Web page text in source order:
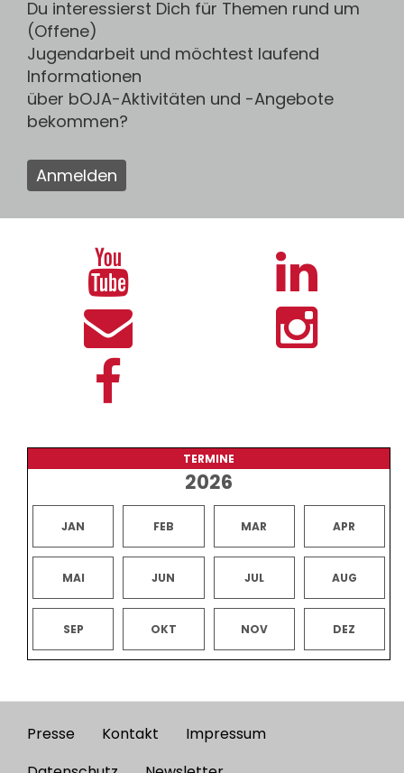
Du interessierst Dich für Themen rund um
(Offene)
Jugendarbeit und möchtest laufend
Informationen
über bOJA-Aktivitäten und -Angebote
bekommen?
Anmelden
TERMINE
2026
JAN FEB MAR APR
MAI JUN JUL AUG
SEP OKT NOV DEZ
Footer
Presse Kontakt
Impressum